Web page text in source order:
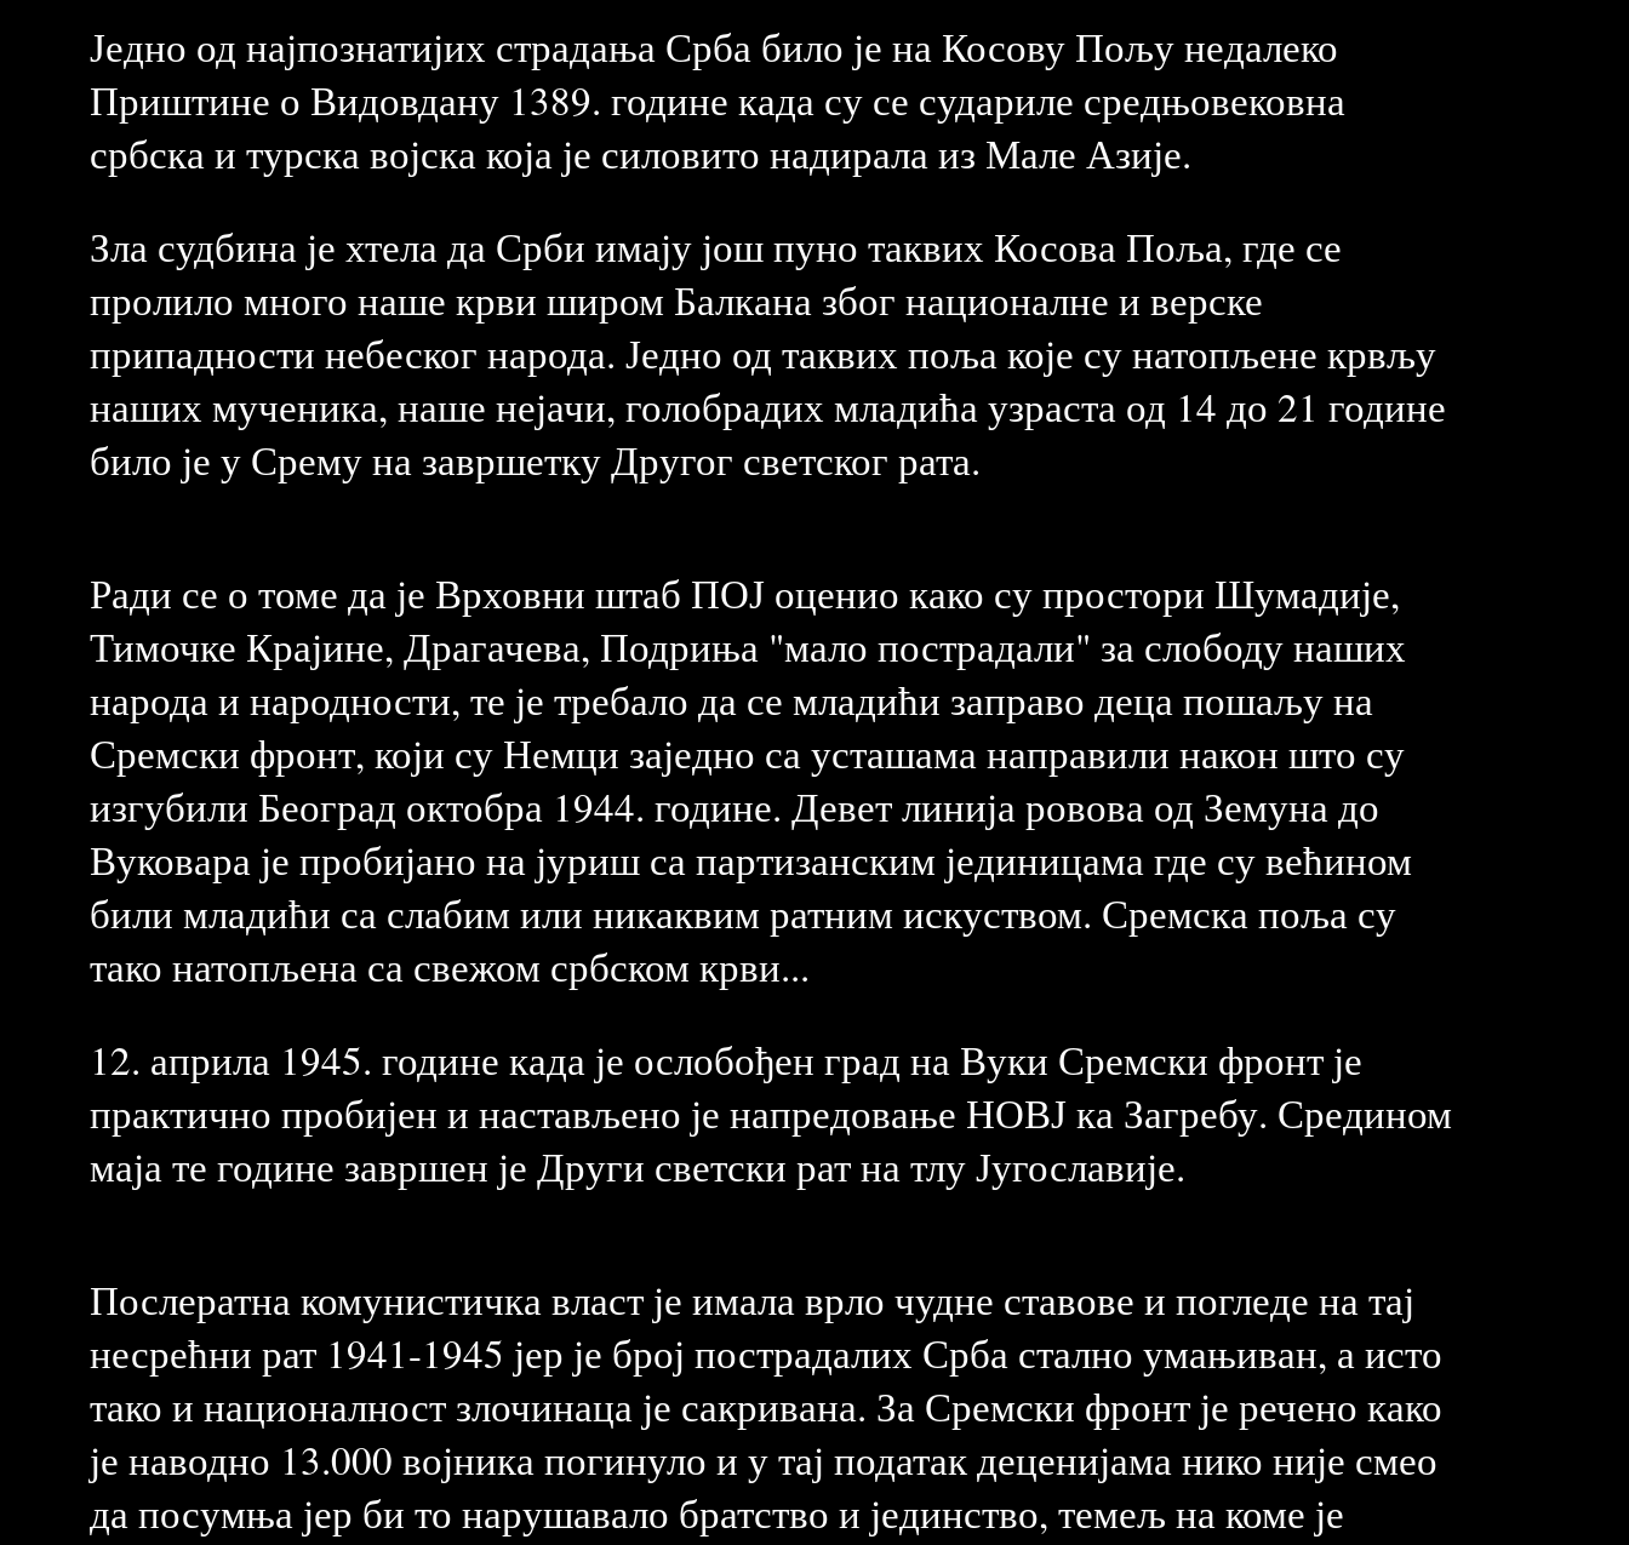
Једно од најпознатијих страдања Срба било је на Косову Пољу недалеко
Приштине о Видовдану 1389. године када су се судариле средњовековна
србска и турска војска која је силовито надирала из Мале Азије.
Зла судбина је хтела да Срби имају још пуно таквих Косова Поља, где се
пролило много наше крви широм Балкана због националне и верске
припадности небеског народа. Једно од таквих поља које су натопљене крвљу
наших мученика, наше нејачи, голобрадих младића узраста од 14 до 21 године
било је у Срему на завршетку Другог светског рата.
Ради се о томе да је Врховни штаб ПОЈ оценио како су простори Шумадије,
Тимочке Крајине, Драгачева, Подриња "мало пострадали" за слободу наших
народа и народности, те је требало да се младићи заправо деца пошаљу на
Сремски фронт, који су Немци заједно са усташама направили након што су
изгубили Београд октобра 1944. године. Девет линија ровова од Земуна до
Вуковара је пробијано на јуриш са партизанским јединицама где су већином
били младићи са слабим или никаквим ратним искуством. Сремска поља су
тако натопљена са свежом србском крви...
12. априла 1945. године када је ослобођен град на Вуки Сремски фронт је
практично пробијен и настављено је напредовање НОВЈ ка Загребу. Средином
маја те године завршен је Други светски рат на тлу Југославије.
Послератна комунистичка власт је имала врло чудне ставове и погледе на тај
несрећни рат 1941-1945 јер је број пострадалих Срба стално умањиван, а исто
тако и националност злочинаца је сакривана. За Сремски фронт је речено како
је наводно 13.000 војника погинуло и у тај податак деценијама нико није смео
да посумња јер би то нарушавало братство и јединство, темељ на коме је